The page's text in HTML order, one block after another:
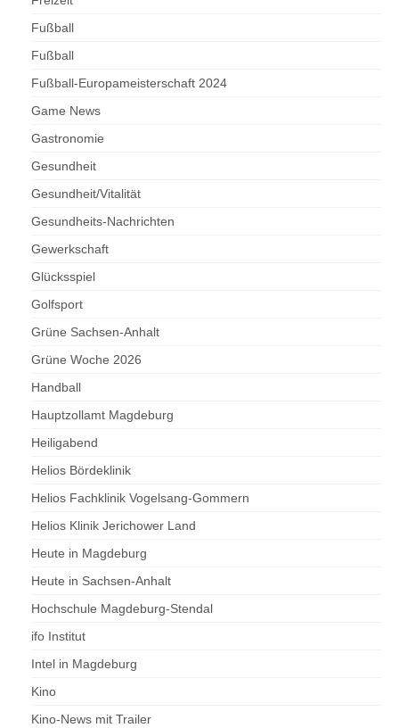
Fußball
Fußball
Fußball-Europameisterschaft 2024
Game News
Gastronomie
Gesundheit
Gesundheit/Vitalität
Gesundheits-Nachrichten
Gewerkschaft
Glücksspiel
Golfsport
Grüne Sachsen-Anhalt
Grüne Woche 2026
Handball
Hauptzollamt Magdeburg
Heiligabend
Helios Bördeklinik
Helios Fachklinik Vogelsang-Gommern
Helios Klinik Jerichower Land
Heute in Magdeburg
Heute in Sachsen-Anhalt
Hochschule Magdeburg-Stendal
ifo Institut
Intel in Magdeburg
Kino
Kino-News mit Trailer